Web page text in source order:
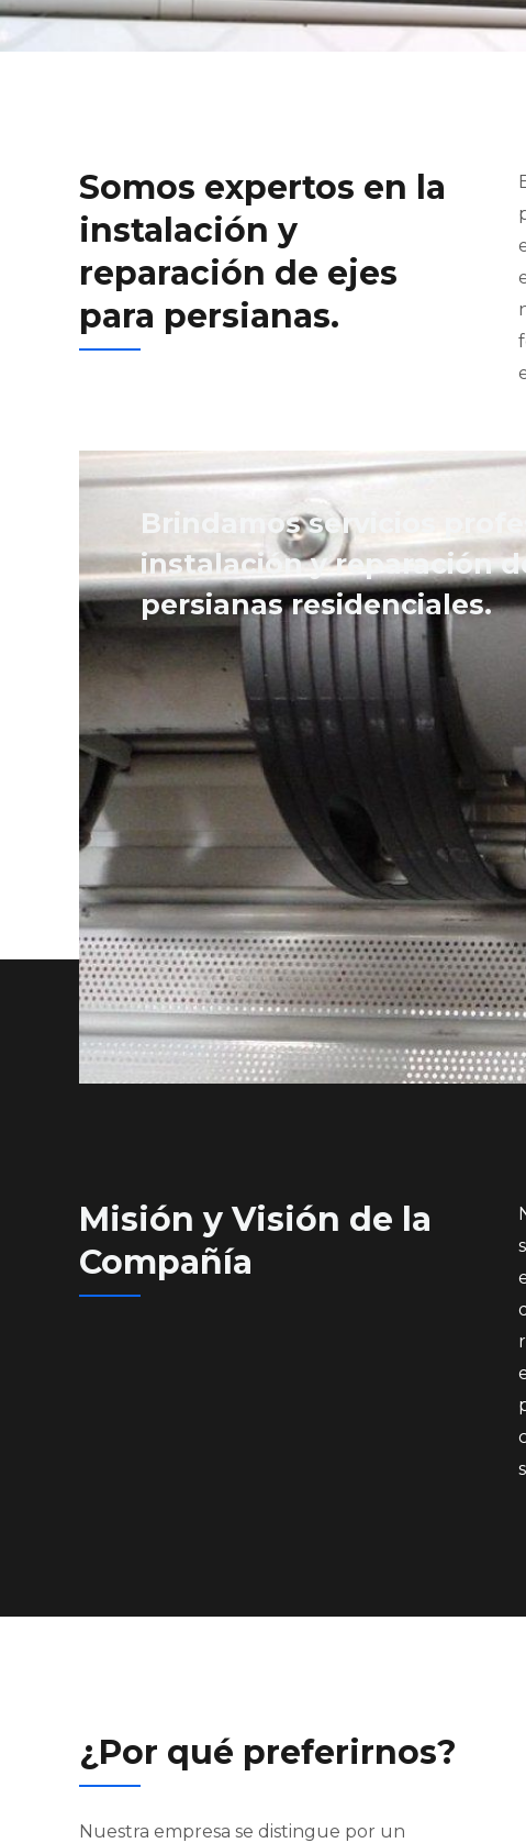
Somos expertos en la
instalación y
reparación de ejes
para persianas.
Brindamos servicios
instalación y reparación
persianas residenciales.
Misión y Visión de la
Compañía​​​​​​
¿Por qué preferirnos?
Nuestra empresa se distingue por un